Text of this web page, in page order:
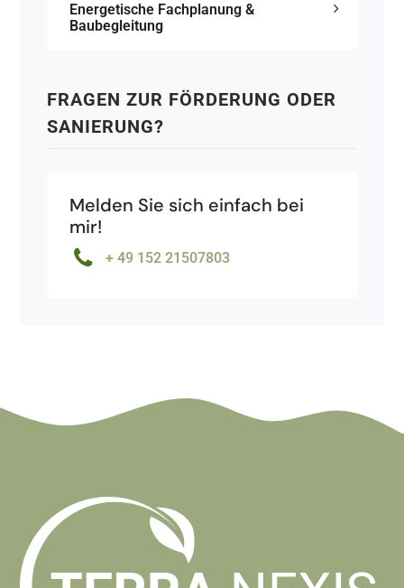
Energetische Fachplanung &
Baubegleitung
FRAGEN ZUR FÖRDERUNG ODER
SANIERUNG?
Melden Sie sich einfach bei
mir!
+ 49 152 21507803